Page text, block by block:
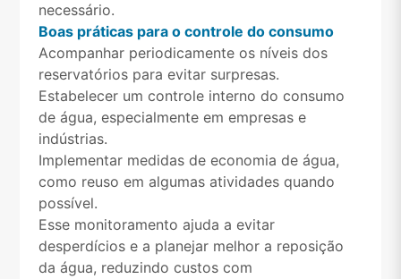
necessário.
Boas práticas para o controle do consumo
Acompanhar periodicamente os níveis dos
reservatórios para evitar surpresas.
Estabelecer um controle interno do consumo
de água, especialmente em empresas e
indústrias.
Implementar medidas de economia de água,
como reuso em algumas atividades quando
possível.
Esse monitoramento ajuda a evitar
desperdícios e a planejar melhor a reposição
da água, reduzindo custos com